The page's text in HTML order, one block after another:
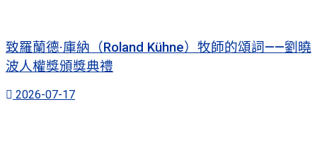
致羅蘭德·庫納（Roland Kühne）牧師的頌詞——劉曉
波人權獎頒獎典禮
2026-07-17